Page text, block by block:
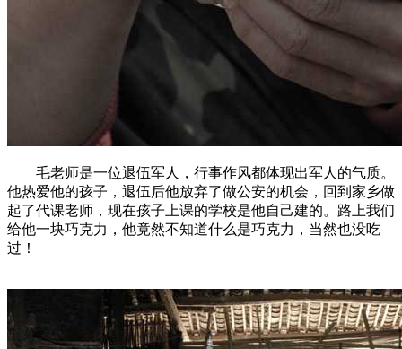
毛老师是一位退伍军人，行事作风都体现出军人的气质。
他热爱他的孩子，退伍后他放弃了做公安的机会，回到家乡做
起了代课老师，现在孩子上课的学校是他自己建的。路上我们
给他一块巧克力，他竟然不知道什么是巧克力，当然也没吃
过！